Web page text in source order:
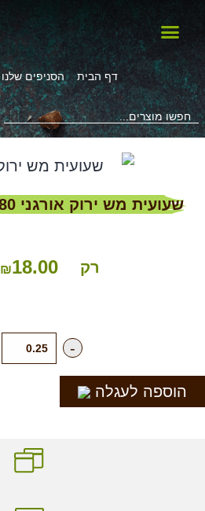
דף הבית הסניפים שלנו
שעועית מש ירוק אורגני 1.80 שח ל- 100 גרם
רק ₪18.00
-
הוספה לעגלה